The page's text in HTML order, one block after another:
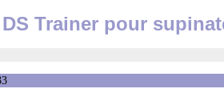
Trainer pour